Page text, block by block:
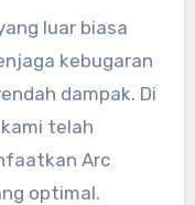
luar biasa
kebugaran
dampak. Di
kami telah
Arc
optimal.